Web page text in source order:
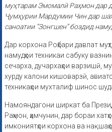
муҳтарам Эмомалӣ Раҳмон дар
Ҷумҳурии Мардумии Чин дар
саноатии “Зонгшен” боздид
Дар корхона Роҳбари давлат
намудҳои техникаи сабуку
сечарха, дучархаҳои варзишӣ,
хурду калони кишоварзӣ,
техникаҳои мухталиф шинос
Намояндагони ширкат ба
Раҳмон, ҳамчунин, дар бораи
имкониятҳои корхона ва